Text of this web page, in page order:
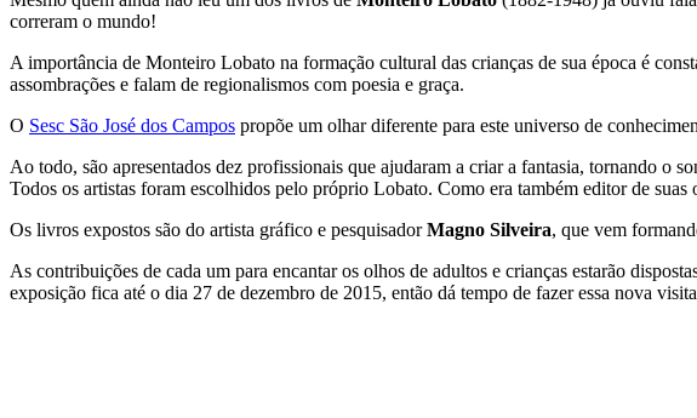
correram o mundo!
A importância de Monteiro Lobato na formação cultural das crianças de sua época é
assombrações e falam de regionalismos com poesia e graça.
O Sesc São José dos Campos propõe um olhar diferente para este universo de
Ao todo, são apresentados dez profissionais que ajudaram a criar a fantasia, tornando
Todos os artistas foram escolhidos pelo próprio Lobato. Como era também editor de
Os livros expostos são do artista gráfico e pesquisadorMagno Silveira, que vem
As contribuições de cada um para encantar os olhos de adultos e crianças estarão
exposição fica até o dia 27 de dezembro de 2015, então dá tempo de fazer essa nova